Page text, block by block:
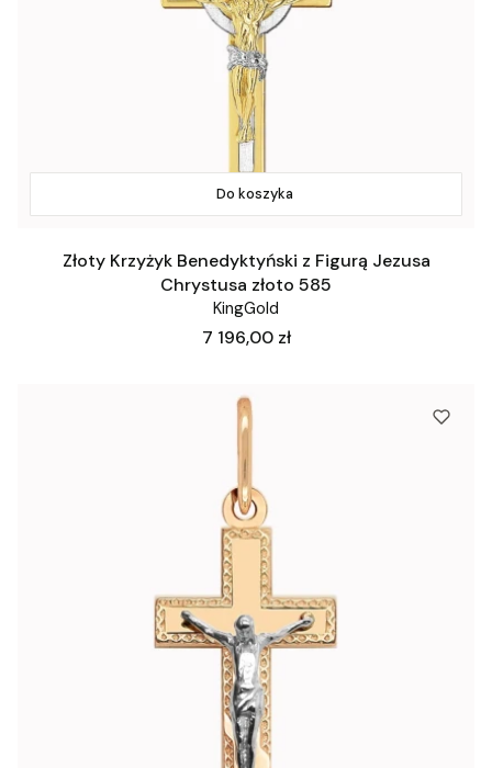
Do koszyka
Złoty Krzyżyk Benedyktyński z Figurą Jezusa
Chrystusa złoto 585
KingGold
Cena
7 196,00 zł